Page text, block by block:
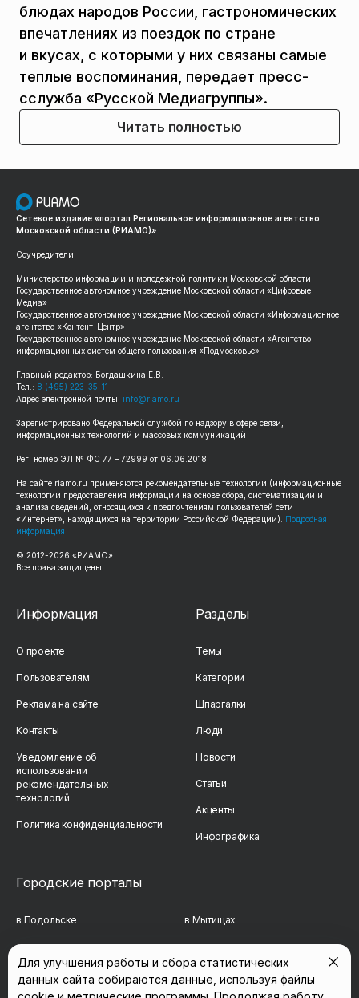
блюдах народов России, гастрономических
впечатлениях из поездок по стране
и вкусах, с которыми у них связаны самые
теплые воспоминания, передает пресс-
сслужба «Русской Медиагруппы».
Читать полностью
Сетевое издание «портал Региональное информационное агентство
Московской области (РИАМО)»
Соучредители:
Министерство информации и молодежной политики Московской области
Государственное автономное учреждение Московской области «Цифровые
Медиа»
Государственное автономное учреждение Московской области «Информационное
агентство «Контент-Центр»
Государственное автономное учреждение Московской области «Агентство
информационных систем общего пользования «Подмосковье»
Главный редактор: Богдашкина Е.В.
Тел.: 8 (495) 223-35-11
Адрес электронной почты: info@riamo.ru
Зарегистрировано Федеральной службой по надзору в сфере связи,
информационных технологий и массовых коммуникаций
Рег. номер ЭЛ № ФС 77 – 72999 от 06.06.2018
На сайте riamo.ru применяются рекомендательные технологии (информационные
технологии предоставления информации на основе сбора, систематизации и
анализа сведений, относящихся к предпочтениям пользователей сети
«Интернет», находящихся на территории Российской Федерации). Подробная
информация
© 2012-2026 «РИАМО».
Все права защищены
Информация
О проекте
Пользователям
Реклама на сайте
Контакты
Уведомление об
использовании
рекомендательных
технологий
Политика конфиденциальности
Разделы
Темы
Категории
Шпаргалки
Люди
Новости
Статьи
Акценты
Инфографика
Городские порталы
в Подольске в Мытищах
в Сергиевом Посаде в Люберцах
Для улучшения работы и сбора статистических
данных сайта собираются данные, используя файлы